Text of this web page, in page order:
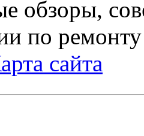
обзоры,
по ремонту
сайта